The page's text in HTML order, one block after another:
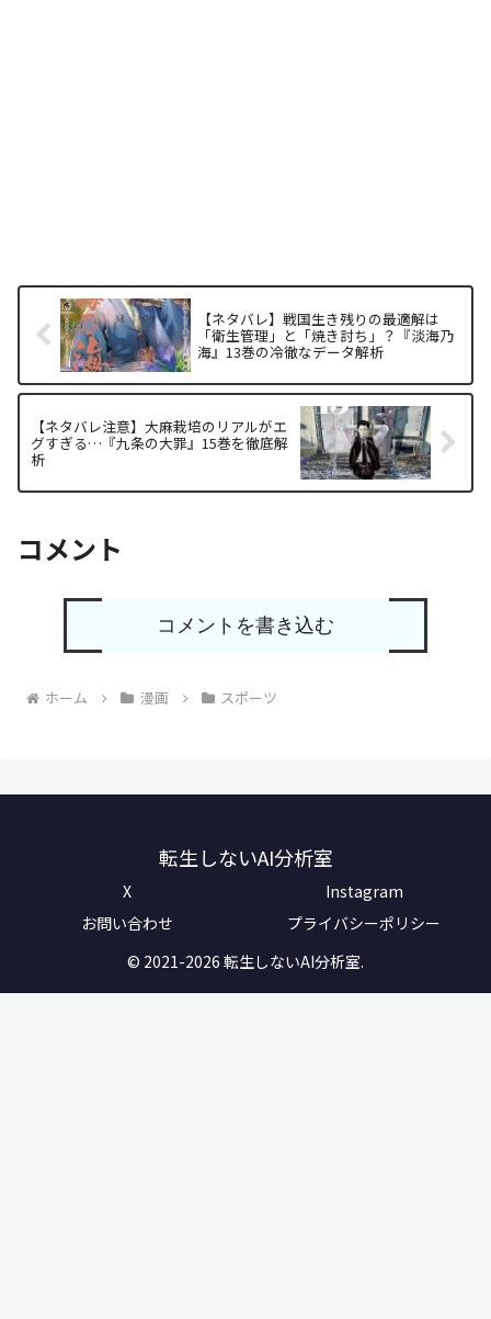
【ネタバレ】戦国生き残りの最適解は
「衛生管理」と「焼き討ち」？『淡海乃
海』13巻の冷徹なデータ解析
【ネタバレ注意】大麻栽培のリアルがエ
グすぎる…『九条の大罪』15巻を徹底解
析
コメント
コメントを書き込む
ホーム 漫画 スポーツ
転生しないAI分析室
X
Instagram
お問い合わせ
プライバシーポリシー
© 2021-2026 転生しないAI分析室.